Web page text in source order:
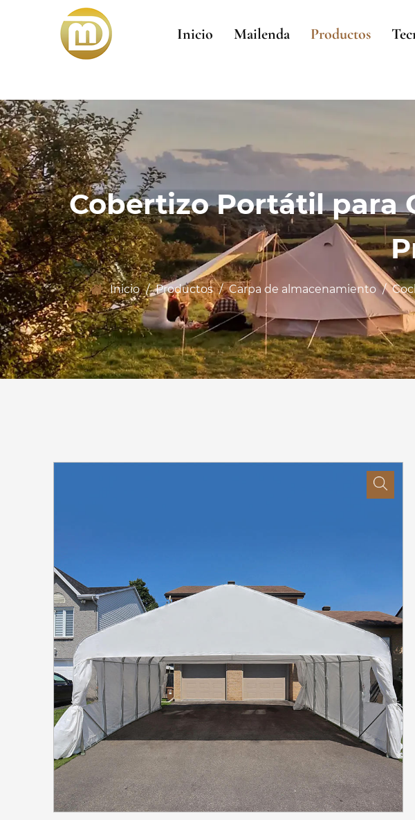
Inicio Mailenda Productos
Cobertizo Portátil para
Inicio / Productos / Carpa de almacenamiento /